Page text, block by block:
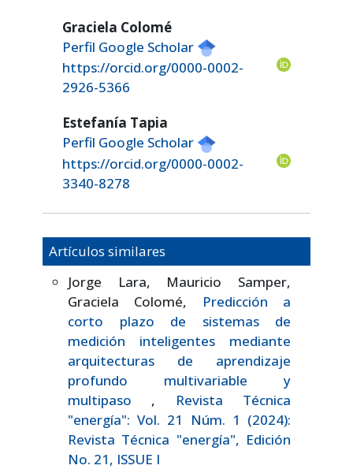
Graciela Colomé
Perfil Google Scholar
https://orcid.org/0000-0002-
2926-5366
Estefanía Tapia
Perfil Google Scholar
https://orcid.org/0000-0002-
3340-8278
Artículos similares
Jorge Lara, Mauricio Samper,
Graciela Colomé,
Predicción a
corto plazo de sistemas de
medición inteligentes mediante
arquitecturas de aprendizaje
profundo multivariable y
multipaso ,
Revista Técnica
"energía": Vol. 21 Núm. 1 (2024):
Revista Técnica "energía", Edición
No. 21, ISSUE I